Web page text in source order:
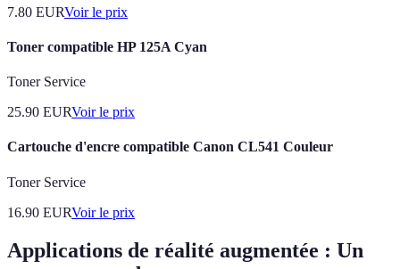
7.80 EURVoir le prix
Toner compatible HP 125A Cyan
Toner Service
25.90 EURVoir le prix
Cartouche d'encre compatible Canon CL541 Couleur
Toner Service
16.90 EURVoir le prix
Applications de réalité augmentée : Un